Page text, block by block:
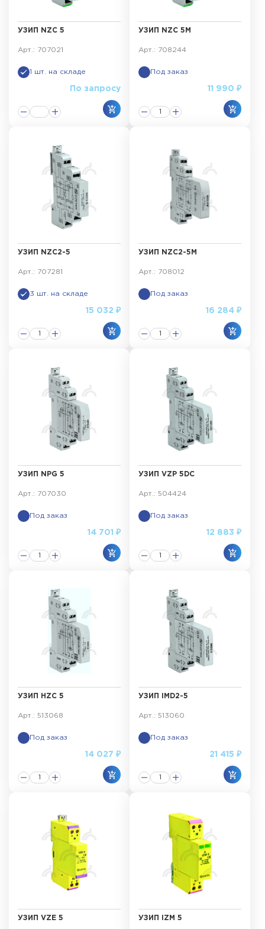
УЗИП NZC 5
Арт.: 707021
1 шт. на складе
По запросу
УЗИП NZC 5M
Арт.: 708244
Под заказ
11 990 ₽
УЗИП NZC2-5
Арт.: 707281
3 шт. на складе
15 032 ₽
УЗИП NZC2-5M
Арт.: 708012
Под заказ
16 284 ₽
УЗИП NPG 5
Арт.: 707030
Под заказ
14 701 ₽
УЗИП VZP 5DC
Арт.: 504424
Под заказ
12 883 ₽
УЗИП HZC 5
Арт.: 513068
Под заказ
14 027 ₽
УЗИП IMD2-5
Арт.: 513060
Под заказ
21 415 ₽
УЗИП VZE 5 УЗИП IZM 5